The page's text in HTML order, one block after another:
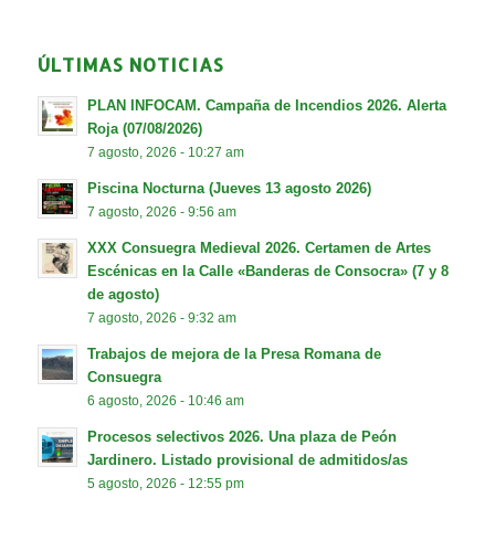
ÚLTIMAS NOTICIAS
PLAN INFOCAM. Campaña de Incendios 2026. Alerta
Roja (07/08/2026)
7 agosto, 2026 - 10:27 am
Piscina Nocturna (Jueves 13 agosto 2026)
7 agosto, 2026 - 9:56 am
XXX Consuegra Medieval 2026. Certamen de Artes
Escénicas en la Calle «Banderas de Consocra» (7 y 8
de agosto)
7 agosto, 2026 - 9:32 am
Trabajos de mejora de la Presa Romana de
Consuegra
6 agosto, 2026 - 10:46 am
Procesos selectivos 2026. Una plaza de Peón
Jardinero. Listado provisional de admitidos/as
5 agosto, 2026 - 12:55 pm